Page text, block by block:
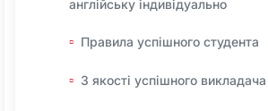
англійську індивідуально
Правила успішного студента
3 якості успішного викладача